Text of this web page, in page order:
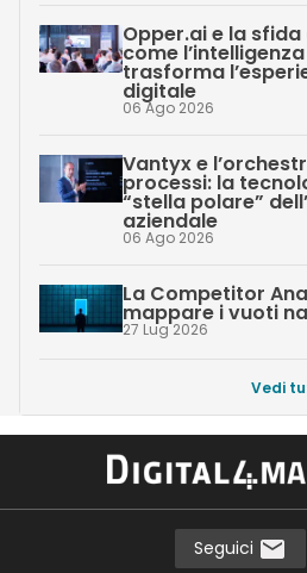
Opper.ai e la
come
trasforma
digitale
06 Ago 2026
Vantyx e
processi: la
“stella polare”
aziendale
06 Ago 2026
La Competitor
mappare i vuoti
27 Lug 2026
Vedi
Seguici